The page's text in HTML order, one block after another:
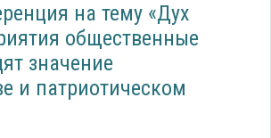
на тему «Дух
общественные
значение
и патриотическом